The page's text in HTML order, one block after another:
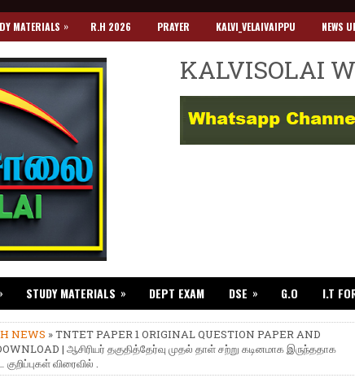
MATERIALS » R.H 2026 PRAYER KALVI_VELAIVAIPPU NEWS
KALVISOLAI
STUDY MATERIALS » DEPT EXAM DSE » G.O I.T
NEWS » TNTET PAPER 1 ORIGINAL QUESTION PAPER AND
| ஆசிரியர் தகுதித்தேர்வு முதல் தாள் சற்று கடினமாக இருந்ததாக
குறிப்புகள் விரைவில் .